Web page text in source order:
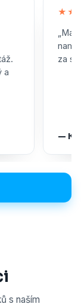
a
za
—
s naším